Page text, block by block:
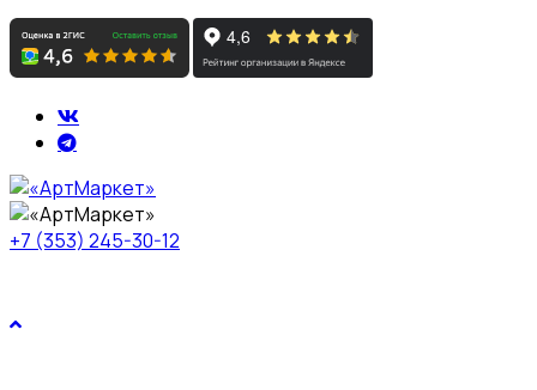
+7 (353) 245-30-12